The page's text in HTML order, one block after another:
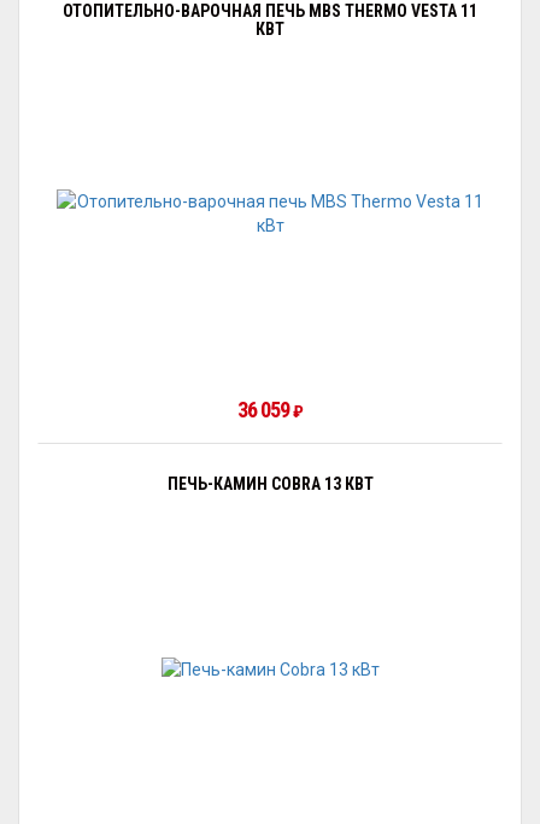
ОТОПИТЕЛЬНО-ВАРОЧНАЯ ПЕЧЬ MBS THERMO VESTA 11
КВТ
36 059₽
ПЕЧЬ-КАМИН COBRA 13 КВТ